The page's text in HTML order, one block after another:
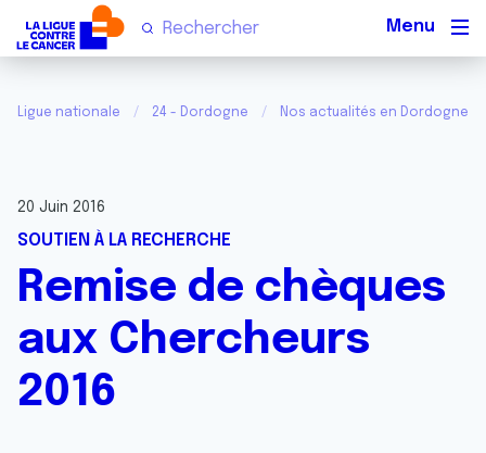
Ligue nationale 24 - Dordogne Nos actualités en Dordogne
20 Juin 2016
SOUTIEN À LA RECHERCHE
Remise de chèques
aux Chercheurs
2016